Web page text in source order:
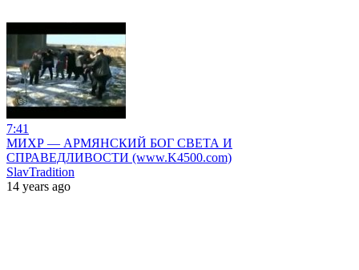
7:41
МИХР — АРМЯНСКИЙ БОГ СВЕТА И
СПРАВЕДЛИВОСТИ (www.K4500.com)
SlavTradition
14 years ago